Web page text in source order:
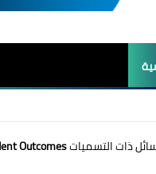
قضايا
ذات التسمياتOutcomes